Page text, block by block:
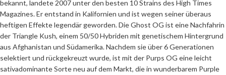
bekannt, landete 2007 unter den besten 10 Strains des High Times
Magazines. Er entstand in Kalifornien und ist wegen seiner überaus
heftigen Effekte legendär geworden. Die Ghost OG ist eine Nachfahrin
der Triangle Kush, einem 50/50 Hybriden mit genetischem Hintergrund
aus Afghanistan und Südamerika. Nachdem sie über 6 Generationen
selektiert und rückgekreuzt wurde, ist mit der Purps OG eine leicht
sativadominante Sorte neu auf dem Markt, die in wunderbarem Purple